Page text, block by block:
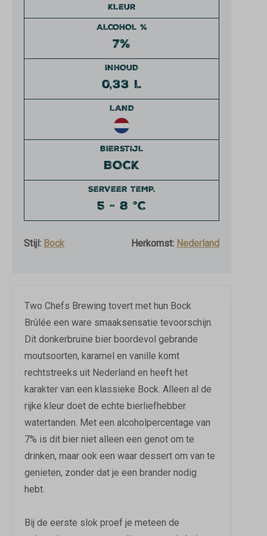
KLEUR
ALCOHOL %
7%
INHOUD
0,33 L
LAND
BIERSTIJL
BOCK
SERVEER TEMP.
5 - 8 °C
Stijl: Bock Herkomst: Nederland
Two Chefs Brewing tovert met hun Bock
Brûlée een ware smaaksensatie tevoorschijn.
Dit donkerbruine bier boordevol gebrande
moutsoorten, karamel en vanille komt
rechtstreeks uit Nederland en heeft het
karakter van een klassieke Bock. Alleen al de
rijke kleur doet de echte bierliefhebber
watertanden. Met een alcoholpercentage van
7% is dit bier niet alleen een genot om te
drinken, maar ook een waar dessert om van te
genieten, zonder dat je een brander nodig
hebt.
Bij de eerste slok proef je meteen de